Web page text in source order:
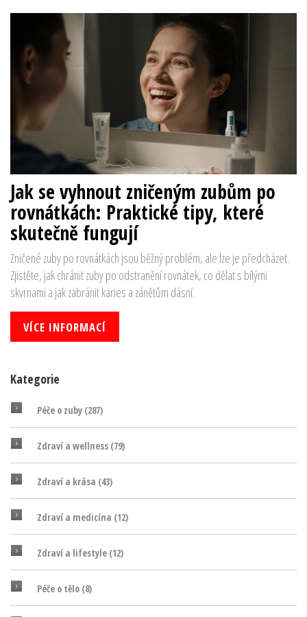
Jak se vyhnout zničeným zubům po
rovnátkách: Praktické tipy, které
skutečně fungují
Zničené zuby po rovnátkách jsou běžný problém, ale lze je předcházet.
Zjistěte, jak chránit zuby po odstranění rovnátek, co dělat s bílými
skvrnami a jak zabránit karies a zánětům dásní.
VÍCE INFORMACÍ
Kategorie
Péče o zuby (287)
Zdraví a wellness (79)
Zdraví a krása (43)
Zdraví a medicína (12)
Zdraví a lifestyle (12)
Péče o tělo (8)